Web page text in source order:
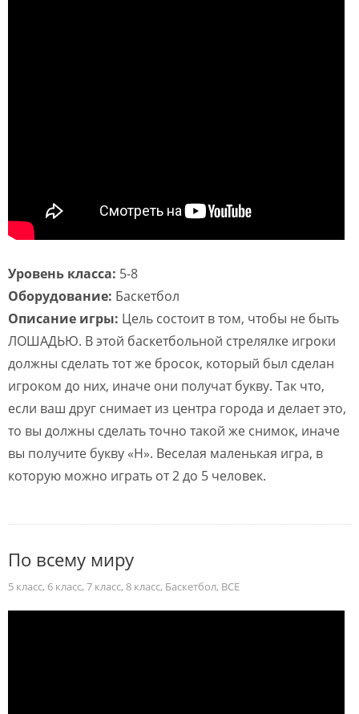
Уровень класса: 5-8
Оборудование: Баскетбол
Описание игры: Цель состоит в том, чтобы не быть
ЛОШАДЬЮ. В этой баскетбольной стрелялке игроки
должны сделать тот же бросок, который был сделан
игроком до них, иначе они получат букву. Так что,
если ваш друг снимает из центра города и делает это,
то вы должны сделать точно такой же снимок, иначе
вы получите букву «H». Веселая маленькая игра, в
которую можно играть от 2 до 5 человек.
По всему миру
5 класс, 6 класс, 7 класс, 8 класс, Баскетбол, ВСЕ